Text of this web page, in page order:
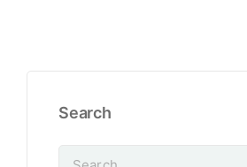
Search